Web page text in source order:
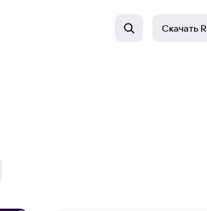
Скачать